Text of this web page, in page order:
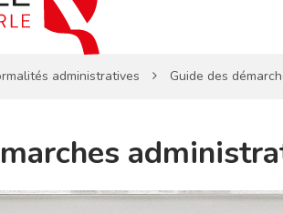
administratives Guide des